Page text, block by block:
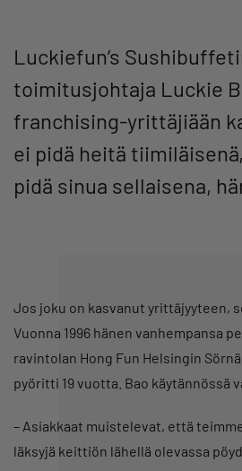
Luckiefun’s
toimitusjohtaja Luckie
franchising-yrittäjiään
ei pidä heitä
pidä sinua sellaisena,
Jos joku on kasvanut yrittäjyyteen,
Vuonna 1996 hänen vanhempansa
ravintolan Hong Fun Helsingin
pyöritti 19 vuotta. Bao käytännössä
– Asiakkaat muistelevat, että
läksyjä keittiön lähellä olevassa